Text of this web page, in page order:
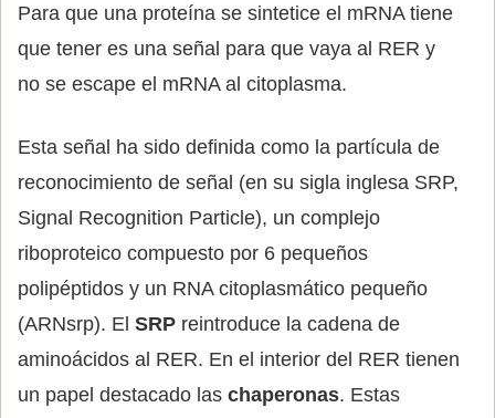
Para que una proteína se sintetice el mRNA tiene
que tener es una señal para que vaya al RER y
no se escape el mRNA al citoplasma.
Esta señal ha sido definida como la partícula de
reconocimiento de señal (en su sigla inglesa SRP,
Signal Recognition Particle), un complejo
riboproteico compuesto por 6 pequeños
polipéptidos y un RNA citoplasmático pequeño
(ARNsrp). El SRP reintroduce la cadena de
aminoácidos al RER. En el interior del RER tienen
un papel destacado las chaperonas. Estas